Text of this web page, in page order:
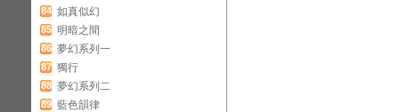
84 如真似幻
85 明暗之間
86 夢幻系列一
87 獨行
88 夢幻系列二
89 藍色韻律